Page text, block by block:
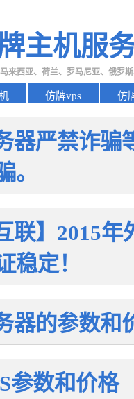
主机服
来西亚、荷兰、罗马尼亚、俄罗
仿牌vps 仿
器严禁诈骗
。
联】2015年
稳定！
器的参数和
参数和价格